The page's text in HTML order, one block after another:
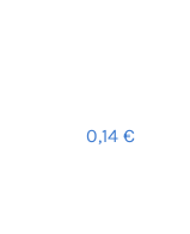
0,14€